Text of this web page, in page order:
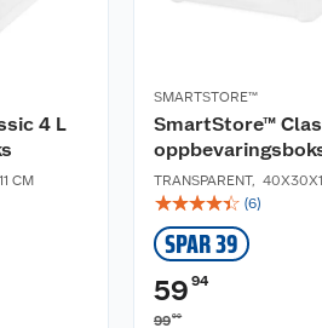
4 L
CM
SMARTSTORE™
SmartStore™
TRANSPARENT,
☆☆☆☆☆ (6)
SPAR 39
59 94
9990